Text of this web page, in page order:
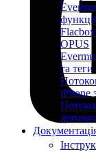
OPUS
та теги
iPhone